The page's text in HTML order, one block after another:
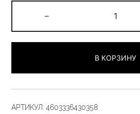
-
товара
СУФЛЕ.
50
гр
В КОРЗИНУ
АРТИКУЛ: 4603336430358